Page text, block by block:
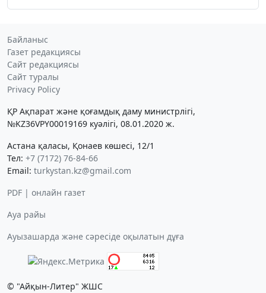
Байланыс
Газет редакциясы
Сайт редакциясы
Сайт туралы
Privacy Policy
ҚР Ақпарат және қоғамдық даму министрлігі,
№KZ36VPY00019169 куәлігі, 08.01.2020 ж.
Астана қаласы, Қонаев көшесі, 12/1
Тел: +7 (7172) 76-84-66
Email: turkystan.kz@gmail.com
PDF | онлайн газет
Ауа райы
Ауызашарда және сәресіде оқылатын дұға
© "Айқын-Литер" ЖШС